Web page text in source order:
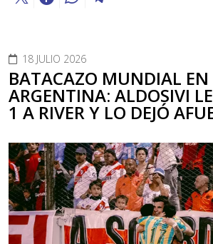
18 JULIO 2026
BATACAZO MUNDIAL EN
ARGENTINA: ALDOSIVI
1 A RIVER Y LO DEJÓ